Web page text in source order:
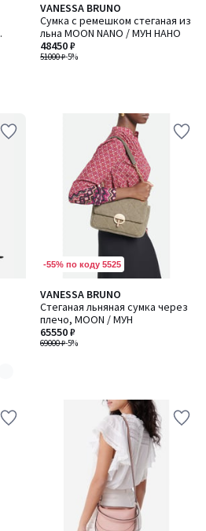
VANESSA BRUNO
Сумка с ремешком стеганая из
льна MOON NANO / МУН НАНО
51000 ₽-5%
48450 ₽
-55% по коду 5525
VANESSA BRUNO
Стеганая льняная сумка через
плечо, MOON / МУН
69000 ₽-5%
65550 ₽